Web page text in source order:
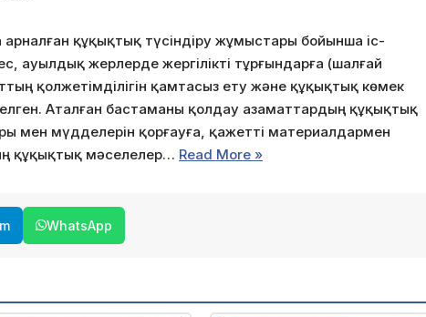
арналған құқықтық түсіндіру жұмыстары бойынша іс-
ауылдық жерлерде жергілікті тұрғындарға (шалғай
қолжетімділігін қамтасыз ету және құқықтық көмек
Аталған бастаманы қолдау азаматтардың құқықтық
мен мүдделерін қорғауға, қажетті материалдармен
құқықтық мәселелер… Read More »
WhatsApp